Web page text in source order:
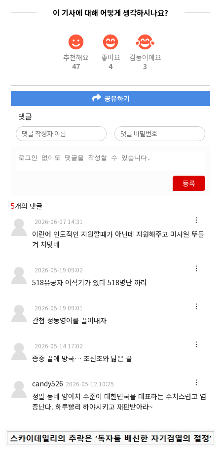
이 기사에 대해 어떻게 생각하시나요?
추천해요
47
좋아요
4
감동이에요
3
공유하기
댓글
등록
5개의 댓글
2026-06-07 14:31
이란에 인도적인 지원할때가 아닌데 지원해주고 미사일 뚜들
겨 처맞네
2026-05-19 09:02
518유공자 이석기가 있다 518명단 까라
2026-05-19 09:01
간첩 정동영이를 끌어내자
2026-05-14 17:02
종중 끝에 망국… 조선조와 닮은 꼴
candy526 2026-05-12 10:25
정말 동네 양아치 수준이 대한민국을 대표하는 수치스럽고 염
증난다. 하루빨리 하야시키고 재판받아라~